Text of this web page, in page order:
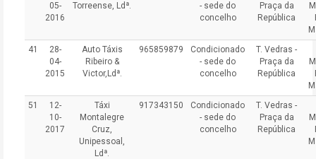
05-
2016
Torreense, Ldª.
- sede do
concelho
Praça da
República
41
28-
04-
2015
Auto Táxis
Ribeiro &
Victor,Ldª.
965859879
Condicionado
- sede do
concelho
T. Vedras -
Praça da
República
51
12-
10-
2017
Táxi
Montalegre
Cruz,
Unipessoal,
Ldª.
917343150
Condicionado
- sede do
concelho
T. Vedras -
Praça da
República